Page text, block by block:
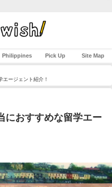
Philippines Pick Up Site Map
エージェント紹介！
におすすめな留学エー